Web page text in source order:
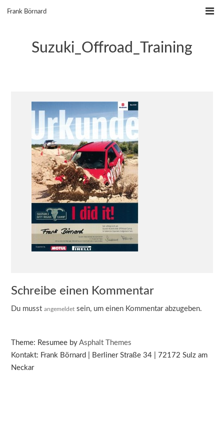
Frank Börnard
Suzuki_Offroad_Training
Schreibe einen Kommentar
Du musstangemeldet sein, um einen Kommentar abzugeben.
Theme: Resumee byAsphalt Themes
Kontakt: Frank Börnard | Berliner Straße 34 | 72172 Sulz am
Neckar